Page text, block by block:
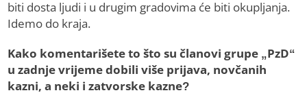
biti dosta ljudi i u drugim gradovima će biti okupljanja.
Idemo do kraja.
Kako komentarišete to što su članovi grupe „PzD“
u zadnje vrijeme dobili više prijava, novčanih
kazni, a neki i zatvorske kazne?